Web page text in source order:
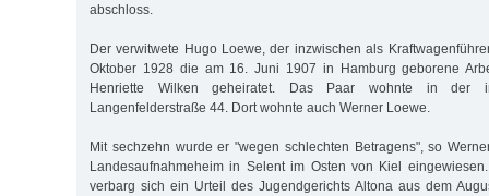
abschloss.
Der verwitwete Hugo Loewe, der inzwischen als
Oktober 1928 die am 16. Juni 1907 in Hamburg geborene
Henriette Wilken geheiratet. Das Paar wohnte in der
Langenfelderstraße 44. Dort wohnte auch Werner Loewe.
Mit sechzehn wurde er "wegen schlechten Betragens", so
Landesaufnahmeheim in Selent im Osten von Kiel
verbarg sich ein Urteil des Jugendgerichts Altona aus dem